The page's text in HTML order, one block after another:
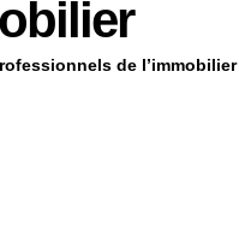
de l’immobilier